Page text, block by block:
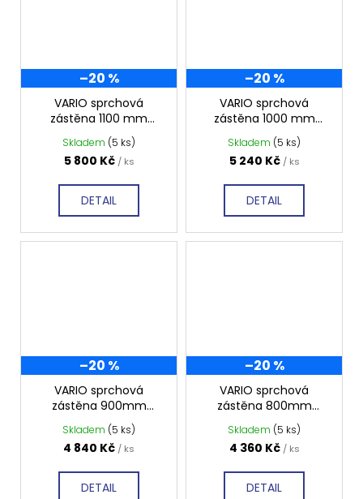
–20 %
VARIO sprchová
zástěna 1100 mm
matné sklo GX1411
Skladem (5 ks)
5 800 Kč / ks
DETAIL
–20 %
VARIO sprchová
zástěna 1000 mm
matné sklo GX1410
Skladem (5 ks)
5 240 Kč / ks
DETAIL
–20 %
VARIO sprchová
zástěna 900mm
matné sklo GX1490
Skladem (5 ks)
4 840 Kč / ks
DETAIL
–20 %
VARIO sprchová
zástěna 800mm
matné sklo GX1480
Skladem (5 ks)
4 360 Kč / ks
DETAIL